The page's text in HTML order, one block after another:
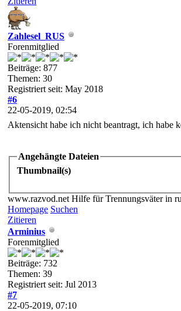
Zahlesel_RUS
Forenmitglied
Beiträge: 877
Themen: 30
Registriert seit: May 2018
#6
22-05-2019, 02:54
Aktensicht habe ich nicht beantragt, ich habe
Angehängte Dateien
Thumbnail(s)
www.razvod.net Hilfe für Trennungsväter in
Homepage Suchen
Zitieren
Arminius
Forenmitglied
Beiträge: 732
Themen: 39
Registriert seit: Jul 2013
#7
22-05-2019, 07:10